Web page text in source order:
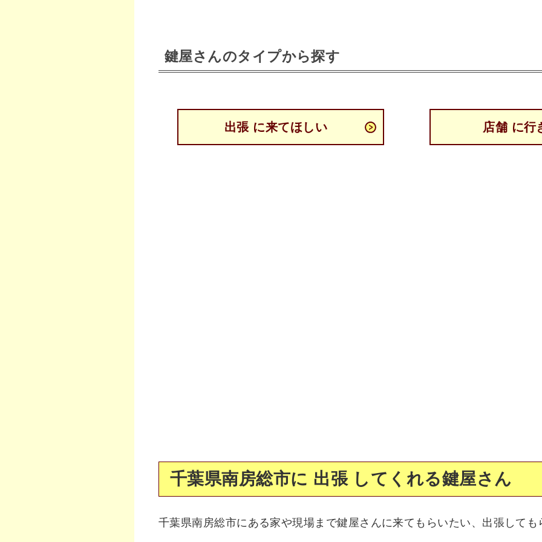
鍵屋さんのタイプから探す
出張 に来てほしい 店舗 に行
千葉県南房総市に 出張 してくれる鍵屋さん
千葉県南房総市にある家や現場まで鍵屋さんに来てもらいたい、出張して